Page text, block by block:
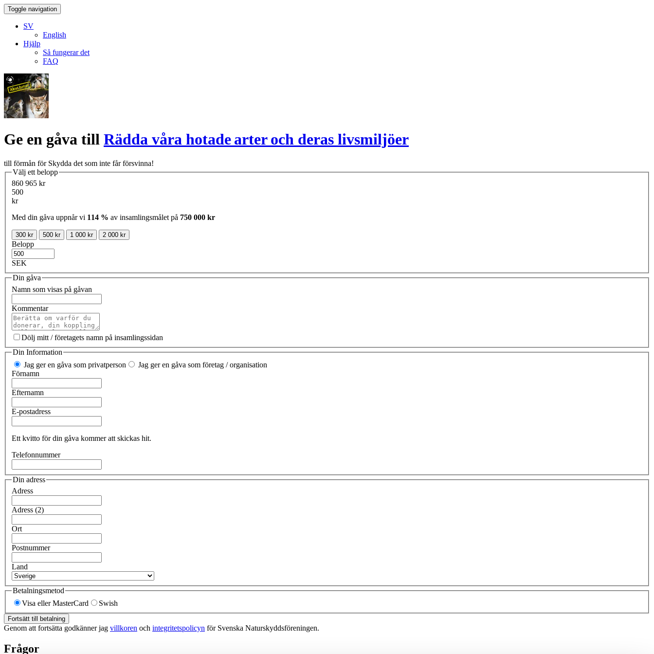
Toggle navigation
SV
English
Hjälp
Så fungerar det
FAQ
Ge en gåva till Rädda våra hotade arter och deras livsmiljöer
till förmån för Skydda det som inte får försvinna!
Välj ett belopp
860 965 kr
500
kr
Med din gåva uppnår vi 114 % av insamlingsmålet på 750 000 kr
300 kr 500 kr 1 000 kr 2 000 kr
Belopp
SEK
Din gåva
Namn som visas på gåvan
Kommentar
Dölj mitt / företagets namn på insamlingssidan
Din Information
Jag ger en gåva som privatperson
Jag ger en gåva som företag / organisation
Förnamn
Efternamn
E-postadress
Ett kvitto för din gåva kommer att skickas hit.
Telefonnummer
Din adress
Adress
Adress (2)
Ort
Postnummer
Land
Betalningsmetod
Visa eller MasterCard
Swish
Fortsätt till betalning
Genom att fortsätta godkänner jag villkoren och integritetspolicyn för Svenska Naturskyddsföreningen.
Frågor